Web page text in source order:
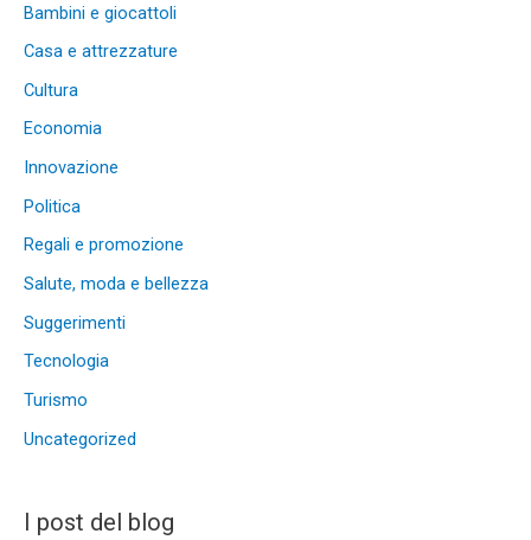
Bambini e giocattoli
Casa e attrezzature
Cultura
Economia
Innovazione
Politica
Regali e promozione
Salute, moda e bellezza
Suggerimenti
Tecnologia
Turismo
Uncategorized
I post del blog